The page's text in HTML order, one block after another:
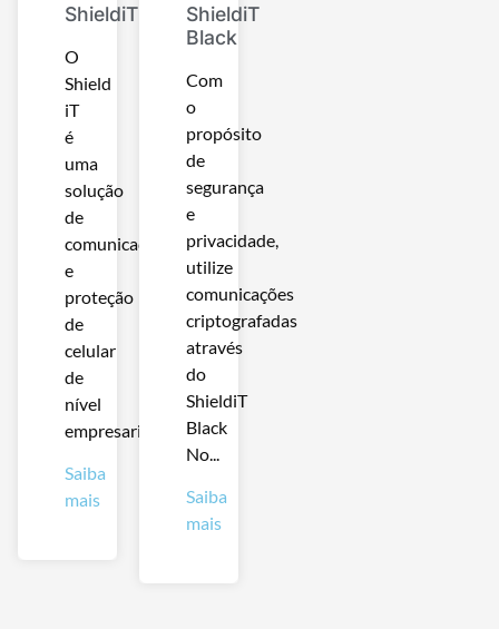
ShieldiT
O
Shield
iT
é
uma
solução
de
comunicação
e
proteção
de
celular
de
nível
empresarial,...
Saiba
mais
ShieldiT
Black
Com
o
propósito
de
segurança
e
privacidade,
utilize
comunicações
criptografadas
através
do
ShieldiT
Black
No...
Saiba
mais